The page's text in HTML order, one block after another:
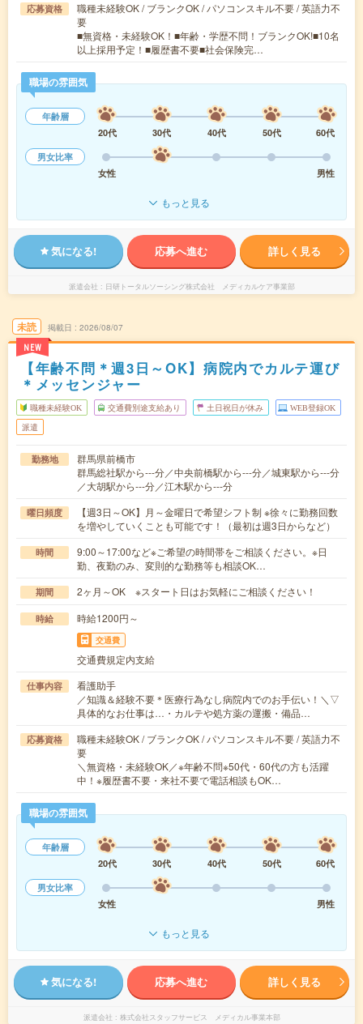
応募資格
職種未経験OK / ブランクOK / パソコンスキル不要 / 英語力不
要
■無資格・未経験OK！■年齢・学歴不問！ブランクOK!■10名
以上採用予定！■履歴書不要■社会保険完…
職場の雰囲気
年齢層
20代
30代 40代 50代
60代
男女比率
女性
男性
もっと見る
気になる! 応募へ進む 詳しく見る
派遣会社 日研トータルソーシング株式会社 メディカルケア事業部
未読
NEW
掲載日 2026/08/07
【年齢不問＊週3日～OK】病院内でカルテ運び
＊メッセンジャー
職種未経験OK 交通費別途支給あり 土日祝日が休み WEB登録OK
派遣
勤務地
群馬県前橋市
群馬総社駅から---分／中央前橋駅から---分／城東駅から---分
／大胡駅から---分／江木駅から---分
曜日頻度
【週3日～OK】月～金曜日で希望シフト制 ※徐々に勤務回数
を増やしていくことも可能です！（最初は週3日からなど）
時間
9:00～17:00など※ご希望の時間帯をご相談ください。※日
勤、夜勤のみ、変則的な勤務等も相談OK…
期間 2ヶ月～OK ※スタート日はお気軽にご相談ください！
時給 時給1200円～
交通費
交通費規定内支給
仕事内容
看護助手
／知識＆経験不要＊医療行為なし病院内でのお手伝い！＼▽
具体的なお仕事は…・カルテや処方薬の運搬・備品…
応募資格
職種未経験OK / ブランクOK / パソコンスキル不要 / 英語力不
要
＼無資格・未経験OK／※年齢不問※50代・60代の方も活躍
中！※履歴書不要・来社不要で電話相談もOK…
職場の雰囲気
年齢層
20代
30代 40代 50代
60代
男女比率
女性
男性
もっと見る
気になる! 応募へ進む 詳しく見る
派遣会社 株式会社スタッフサービス メディカル事業本部